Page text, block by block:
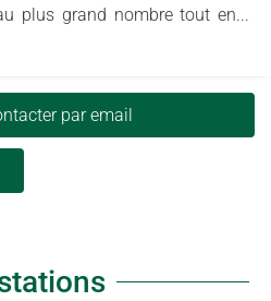
plus grand nombre tout en...
par email